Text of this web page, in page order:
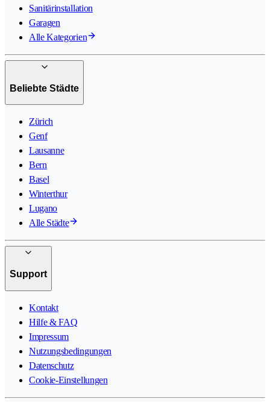
Sanitärinstallation
Garagen
Alle Kategorien
Beliebte Städte
Zürich
Genf
Lausanne
Bern
Basel
Winterthur
Lugano
Alle Städte
Support
Kontakt
Hilfe & FAQ
Impressum
Nutzungsbedingungen
Datenschutz
Cookie-Einstellungen